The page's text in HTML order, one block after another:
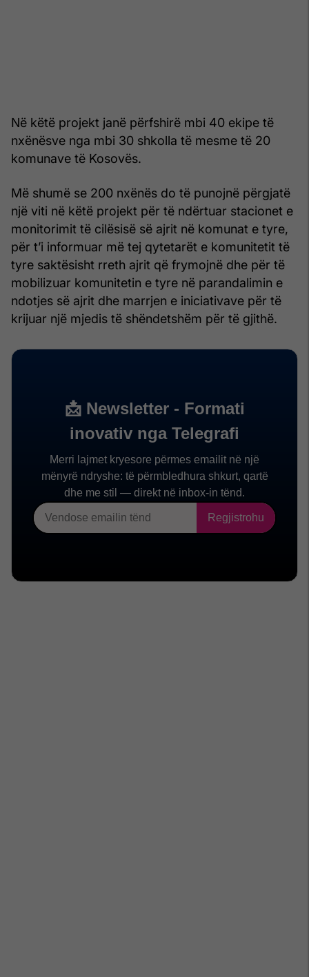
Në këtë projekt janë përfshirë mbi 40 ekipe të
nxënësve nga mbi 30 shkolla të mesme të 20
komunave të Kosovës.
Më shumë se 200 nxënës do të punojnë përgjatë
një viti në këtë projekt për të ndërtuar stacionet e
monitorimit të cilësisë së ajrit në komunat e tyre,
për t’i informuar më tej qytetarët e komunitetit të
tyre saktësisht rreth ajrit që frymojnë dhe për të
mobilizuar komunitetin e tyre në parandalimin e
ndotjes së ajrit dhe marrjen e iniciativave për të
krijuar një mjedis të shëndetshëm për të gjithë.